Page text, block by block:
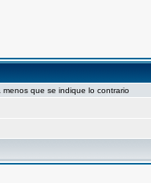
que se indique lo contrario